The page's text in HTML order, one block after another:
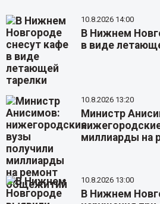
10.8.2026 14:00
В Нижнем
в виде
10.8.2026 13:20
Министр
миллиарды на
10.8.2026 13:00
В Нижнем